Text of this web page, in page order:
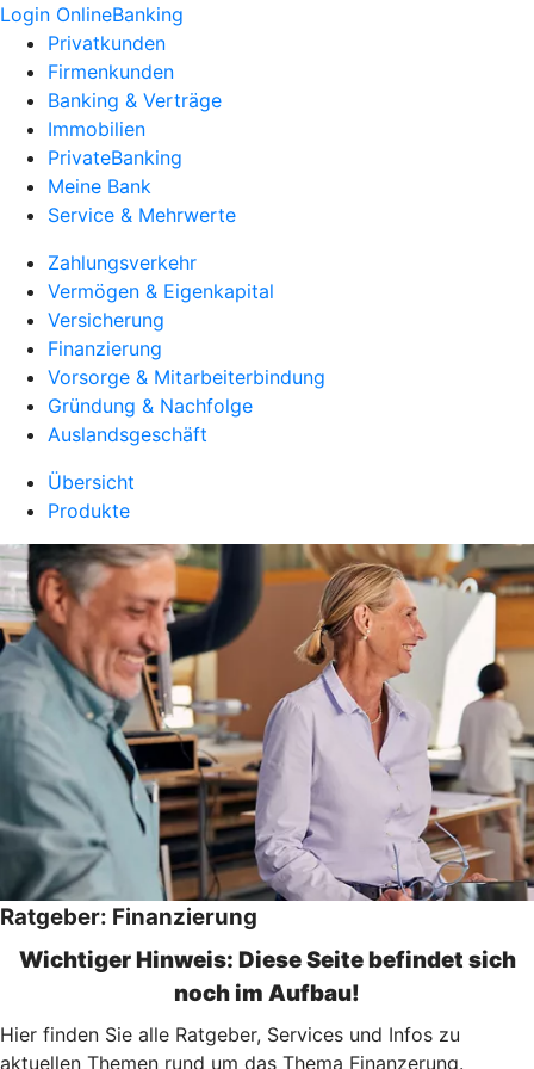
Login OnlineBanking
Privatkunden
Firmenkunden
Banking & Verträge
Immobilien
PrivateBanking
Meine Bank
Service & Mehrwerte
Zahlungsverkehr
Vermögen & Eigenkapital
Versicherung
Finanzierung
Vorsorge & Mitarbeiterbindung
Gründung & Nachfolge
Auslandsgeschäft
Übersicht
Produkte
Ratgeber: Finanzierung
Wichtiger Hinweis: Diese Seite befindet sich
noch im Aufbau!
Hier finden Sie alle Ratgeber, Services und Infos zu
aktuellen Themen rund um das Thema Finanzerung.